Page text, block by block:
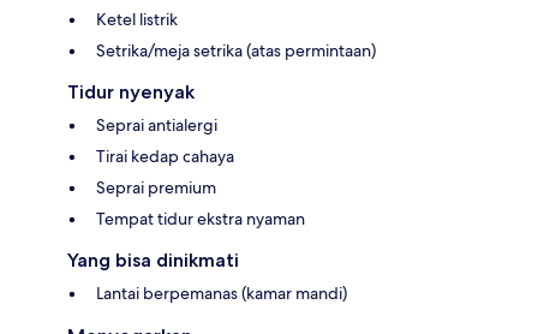
Ketel listrik
Setrika/meja setrika (atas permintaan)
Tidur nyenyak
Seprai antialergi
Tirai kedap cahaya
Seprai premium
Tempat tidur ekstra nyaman
Yang bisa dinikmati
Lantai berpemanas (kamar mandi)